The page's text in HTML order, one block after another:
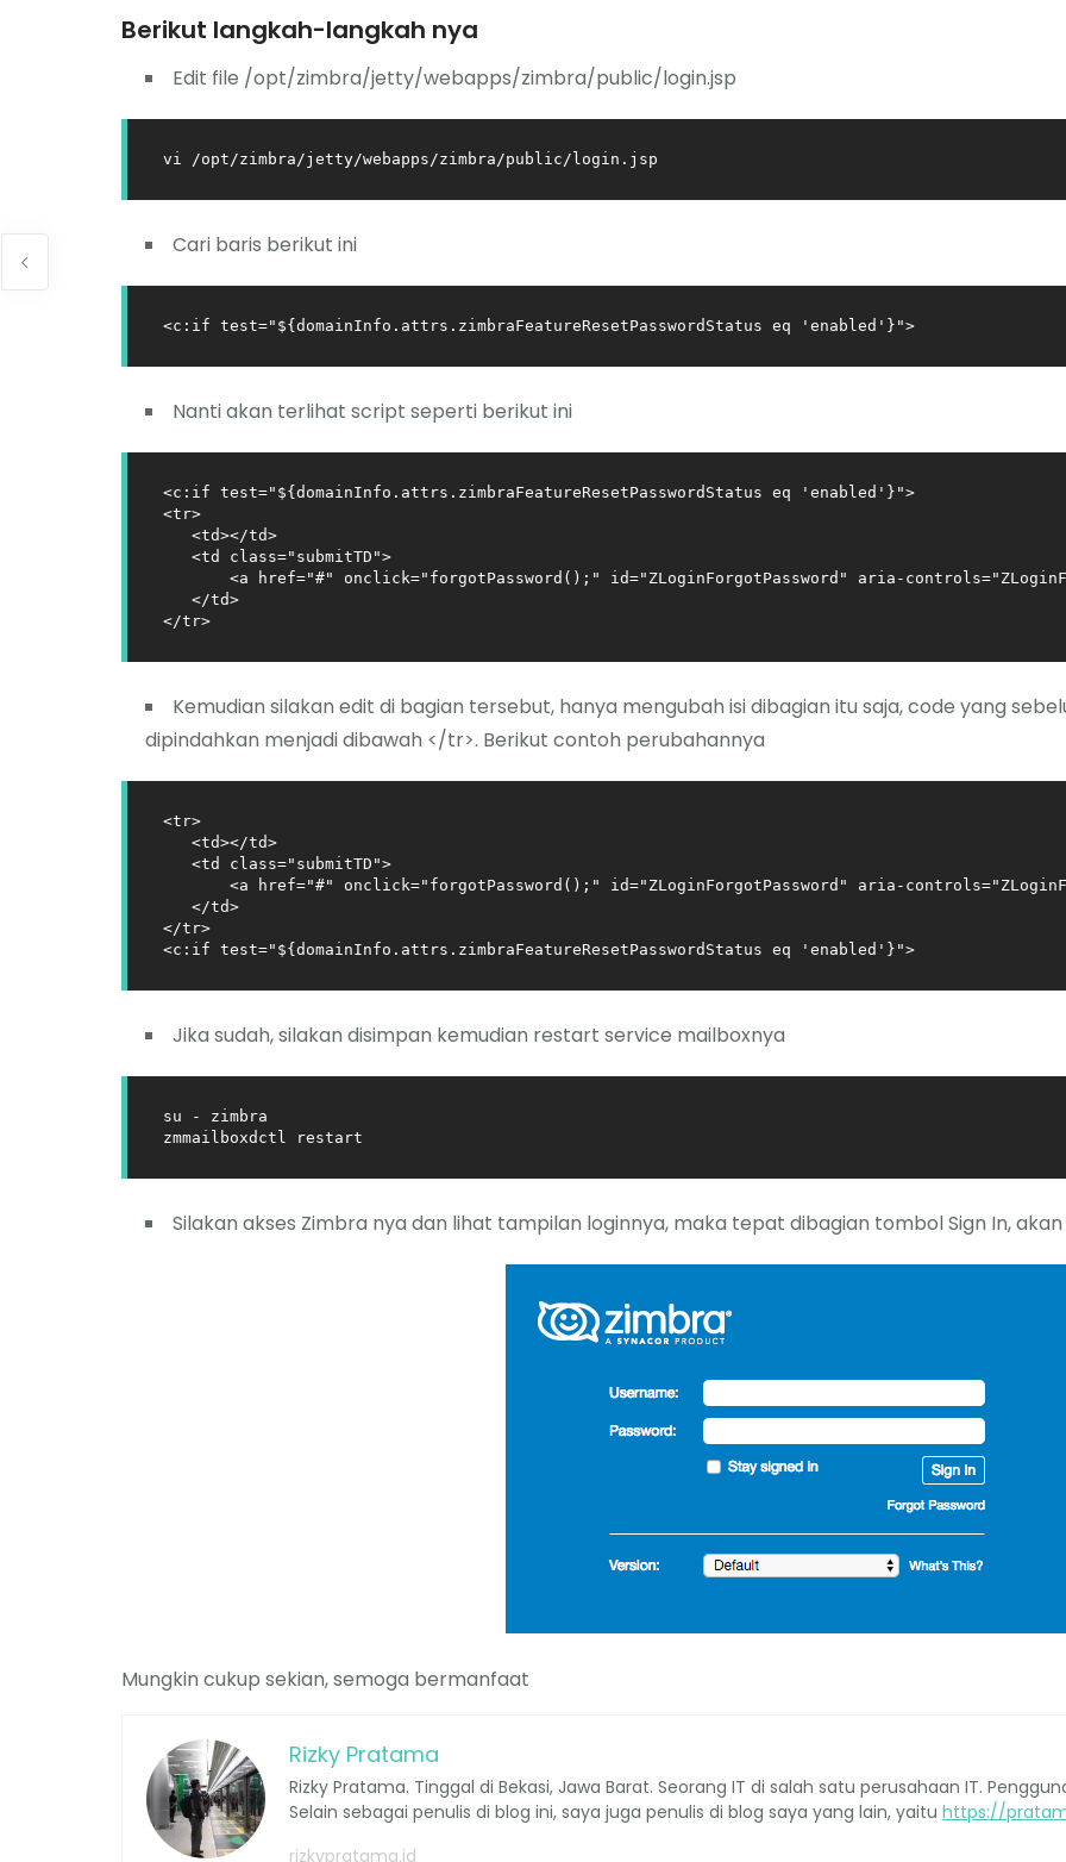
Berikut langkah-langkah nya
Edit file /opt/zimbra/jetty/webapps/zimbra/public/login.jsp
vi /opt/zimbra/jetty/webapps/zimbra/public/login.jsp
Cari baris berikut ini
<c:if test="${domainInfo.attrs.zimbraFeatureResetPasswordStatus eq 'enabled'}">
Nanti akan terlihat script seperti berikut ini
<c:if test="${domainInfo.attrs.zimbraFeatureResetPasswordStatus eq 'enabled'}">
<tr>
   <td></td>
   <td class="submitTD">
<a href="#" onclick="forgotPassword();" id="ZLoginForgotPassword" aria-
   </td>
</tr>
Kemudian silakan edit di bagian tersebut, hanya mengubah isi dibagian itu saja, code yang
dipindahkan menjadi dibawah </tr>. Berikut contoh perubahannya
<tr>
   <td></td>
   <td class="submitTD">
<a href="#" onclick="forgotPassword();" id="ZLoginForgotPassword" aria-
   </td>
</tr>
<c:if test="${domainInfo.attrs.zimbraFeatureResetPasswordStatus eq 'enabled'}">
Jika sudah, silakan disimpan kemudian restart service mailboxnya
su - zimbra
Silakan akses Zimbra nya dan lihat tampilan loginnya, maka tepat dibagian tombol Sign In,
Mungkin cukup sekian, semoga bermanfaat
Rizky Pratama
Rizky Pratama. Tinggal di Bekasi, Jawa Barat. Seorang IT di salah satu perusahaan IT.
Selain sebagai penulis di blog ini, saya juga penulis di blog saya yang lain, yaitu https://
rizkypratama.id